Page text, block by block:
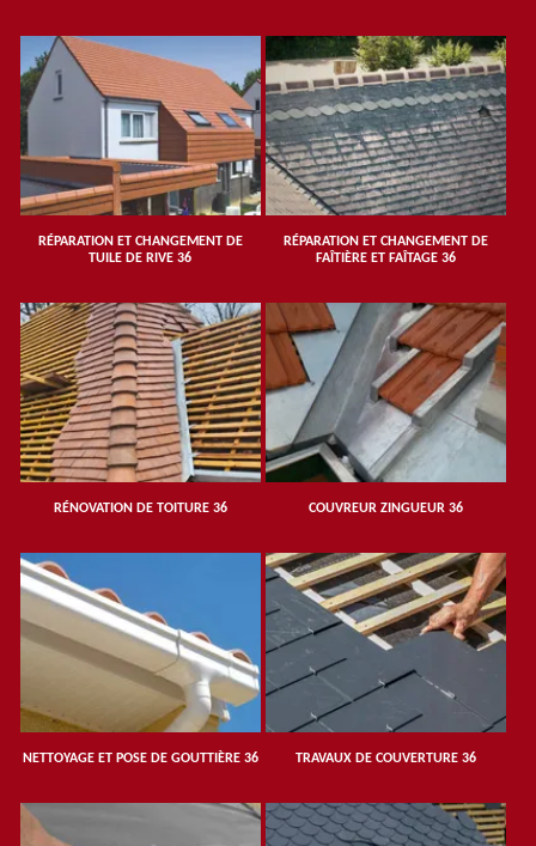
RÉPARATION ET CHANGEMENT DE
TUILE DE RIVE 36
RÉPARATION ET CHANGEMENT DE
FAÎTIÈRE ET FAÎTAGE 36
RÉNOVATION DE TOITURE 36 COUVREUR ZINGUEUR 36
NETTOYAGE ET POSE DE GOUTTIÈRE 36 TRAVAUX DE COUVERTURE 36